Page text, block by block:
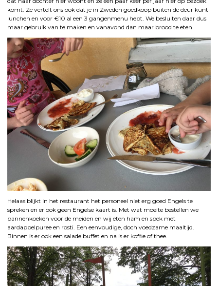
komt. Ze vertelt ons ook dat je in Zweden goedkoop buiten de deur kunt
lunchen en voor €10 al een 3 gangenmenu hebt. We besluiten daar dus
maar gebruik van te maken en vanavond dan maar brood te eten.
Helaas blijkt in het restaurant het personeel niet erg goed Engels te
spreken en er ook geen Engelse kaart is. Met wat moeite bestellen we
pannenkoeken voor de meiden en wij eten ham en spek met
aardappelpuree en rosti. Een eenvoudige, doch voedzame maaltijd.
Binnen is er ook een salade buffet en na is er koffie of thee.